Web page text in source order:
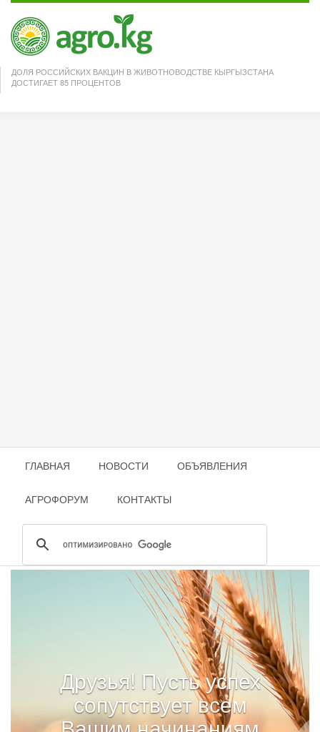
ДОЛЯ РОССИЙСКИХ ВАКЦИН В ЖИВОТНОВОДСТВЕ КЫРГЫЗСТАНА
ДОСТИГАЕТ 85 ПРОЦЕНТОВ
ГЛАВНАЯ НОВОСТИ ОБЪЯВЛЕНИЯ
АГРОФОРУМ КОНТАКТЫ
Друзья! Пусть успех
сопутствует всем